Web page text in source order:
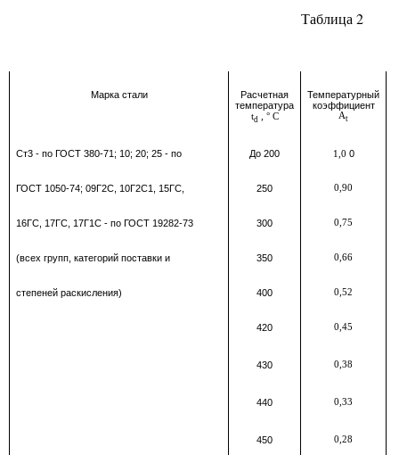
Таблица 2
Марка стали
Расчетная
температура
td , ° C
Температурный
коэффициент
At
Ст3 - по ГОСТ 380-71; 10; 20; 25 - по До 200 1,0 0
ГОСТ 1050-74; 09Г2С, 10Г2С1, 15ГС, 250 0,90
16ГС, 17ГС, 17Г1С - по ГОСТ 19282-73 300 0,75
(всех групп, категорий поставки и 350 0,66
степеней раскисления) 400 0,52
420 0,45
430 0,38
440 0,33
450 0,28